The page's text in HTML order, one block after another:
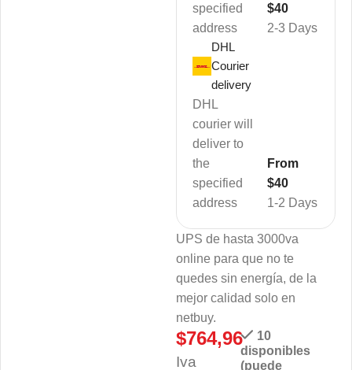
specified
address
2-3 Days
$40
DHL
Courier
delivery
DHL
courier will
deliver to
the
specified
address
1-2 Days
From
$40
UPS de hasta 3000va
online para que no te
quedes sin energía, de la
mejor calidad solo en
netbuy.
$764,96
Iva
10
disponibles
(puede